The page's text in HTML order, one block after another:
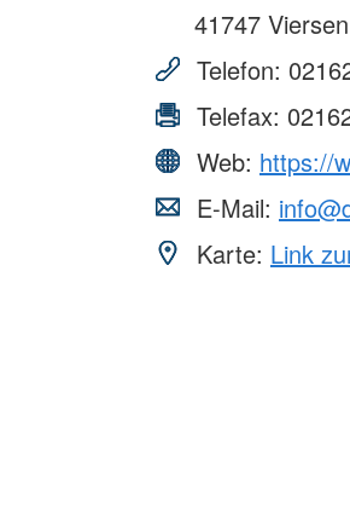
41747 Viersen
Telefon:
Telefax:
Web: https://
E-Mail:
Karte: Link